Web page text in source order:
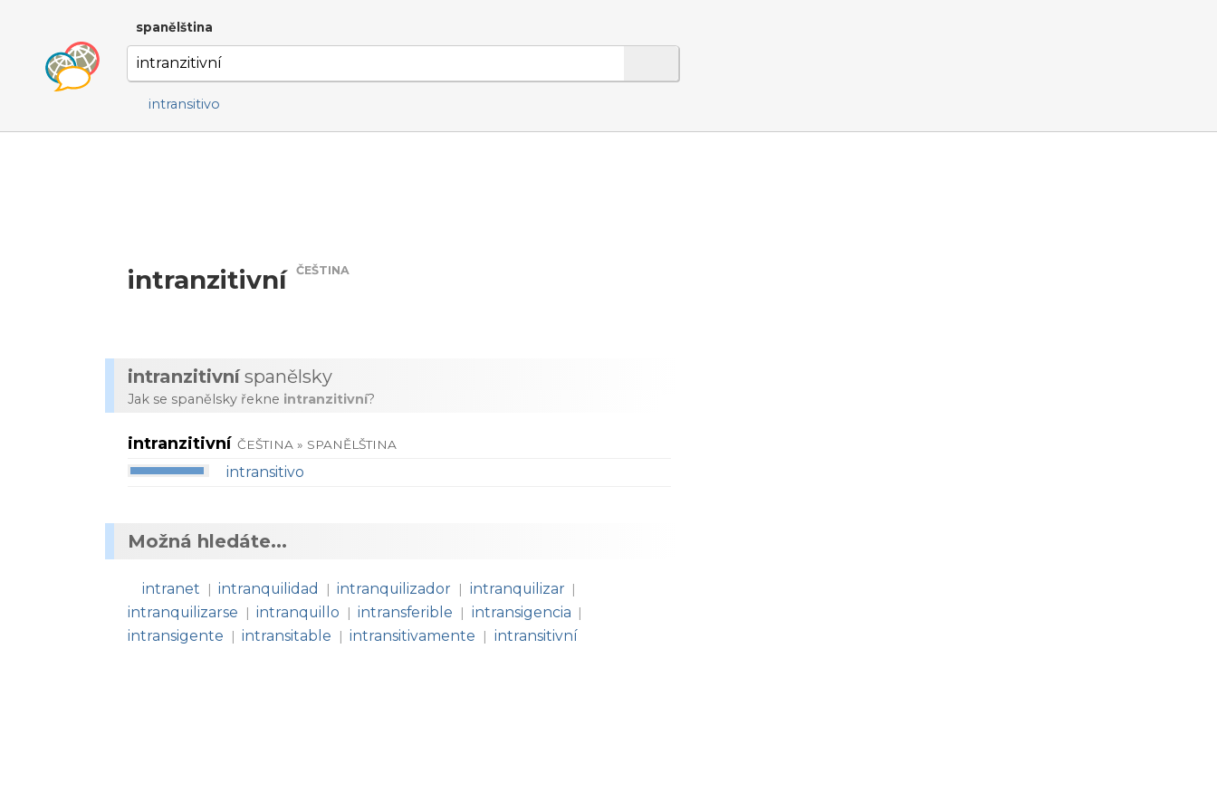
spanělština
intransitivo
intranzitivní ČEŠTINA
intranzitivníspanělsky
Jak se spanělsky řekne intranzitivní?
intranzitivní ČEŠTINA » SPANĚLŠTINA
intransitivo
Možná hledáte...
intranet | intranquilidad | intranquilizador | intranquilizar |
intranquilizarse | intranquillo | intransferible | intransigencia |
intransigente | intransitable | intransitivamente | intransitivní